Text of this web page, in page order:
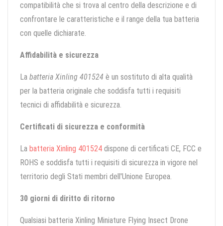
compatibilità che si trova al centro della descrizione e di
confrontare le caratteristiche e il range della tua batteria
con quelle dichiarate.
Affidabilità e sicurezza
La batteria Xinling 401524 è un sostituto di alta qualità
per la batteria originale che soddisfa tutti i requisiti
tecnici di affidabilità e sicurezza.
Certificati di sicurezza e conformità
La batteria Xinling 401524 dispone di certificati CE, FCC e
ROHS e soddisfa tutti i requisiti di sicurezza in vigore nel
territorio degli Stati membri dell'Unione Europea.
30 giorni di diritto di ritorno
Qualsiasi batteria Xinling Miniature Flying Insect Drone